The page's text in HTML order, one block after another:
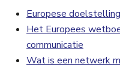
Europese
Het Europees
communicatie
Wat is een netwerk